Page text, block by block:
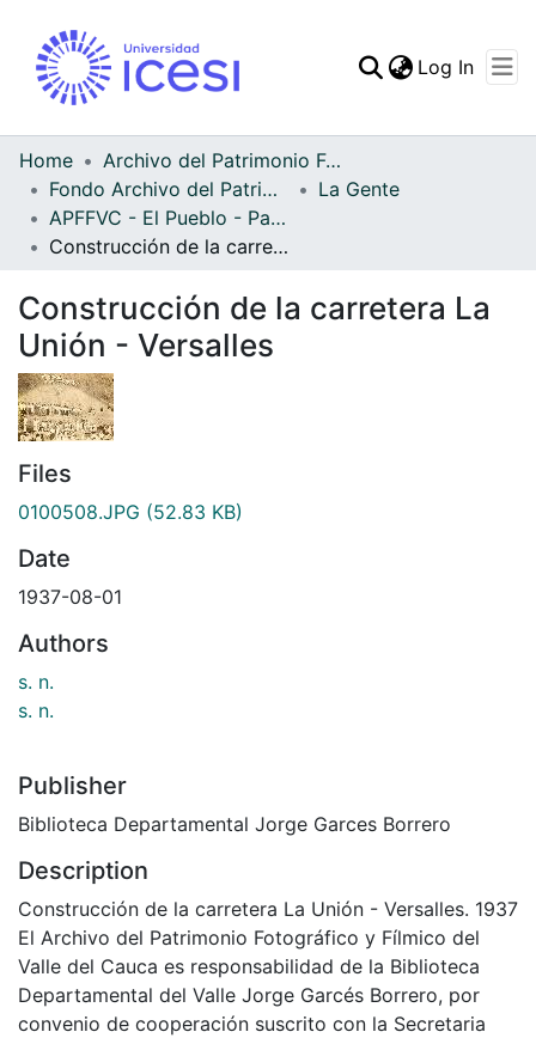
Statistics
Log In
Home
Archivo del Patrimonio Fotográfico y Fílmico del Valle del Cauca
Fondo Archivo del Patrimonio Fotográfico y Fílmico del Valle del Cauca
La Gente
APFFVC - El Pueblo - Patrimonial
Construcción de la carretera La Unión - Versalles
Construcción de la carretera La
Unión - Versalles
Files
0100508.JPG (52.83 KB)
Date
1937-08-01
Authors
s. n.
s. n.
Publisher
Biblioteca Departamental Jorge Garces Borrero
Description
Construcción de la carretera La Unión - Versalles. 1937
El Archivo del Patrimonio Fotográfico y Fílmico del
Valle del Cauca es responsabilidad de la Biblioteca
Departamental del Valle Jorge Garcés Borrero, por
convenio de cooperación suscrito con la Secretaria